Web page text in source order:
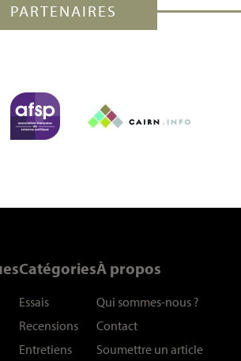
PARTENAIRES
Catégories
Essais
Recensions
Entretiens
À propos
Qui sommes-nous ?
Contact
Soumettre un article